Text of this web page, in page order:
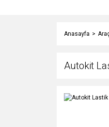
Anasayfa
Autokit